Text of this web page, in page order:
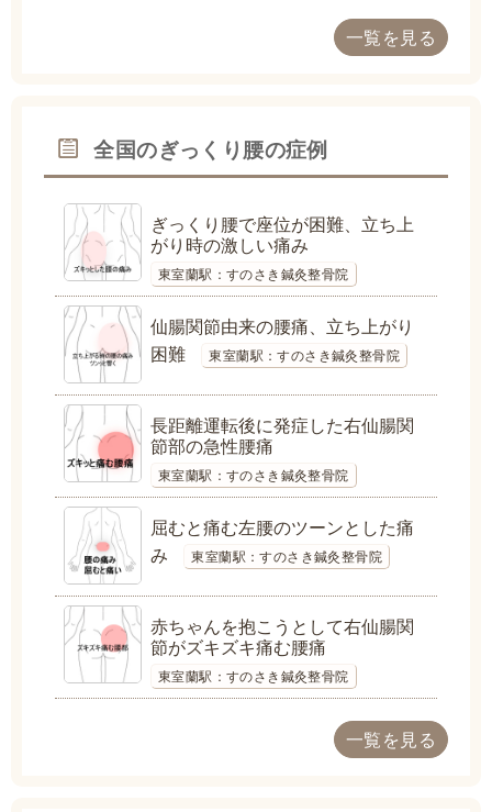
一覧を見る
全国のぎっくり腰の症例
ぎっくり腰で座位が困難、立ち上
がり時の激しい痛み
東室蘭駅：すのさき鍼灸整骨院
仙腸関節由来の腰痛、立ち上がり
困難
東室蘭駅：すのさき鍼灸整骨院
長距離運転後に発症した右仙腸関
節部の急性腰痛
東室蘭駅：すのさき鍼灸整骨院
屈むと痛む左腰のツーンとした痛
み
東室蘭駅：すのさき鍼灸整骨院
赤ちゃんを抱こうとして右仙腸関
節がズキズキ痛む腰痛
東室蘭駅：すのさき鍼灸整骨院
一覧を見る